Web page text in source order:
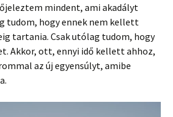
mindent, ami akadályt
tudom, hogy ennek nem kellett
tartania. Csak utólag tudom, hogy
Akkor, ott, ennyi idő kellett ahhoz,
az új egyensúlyt, amibe